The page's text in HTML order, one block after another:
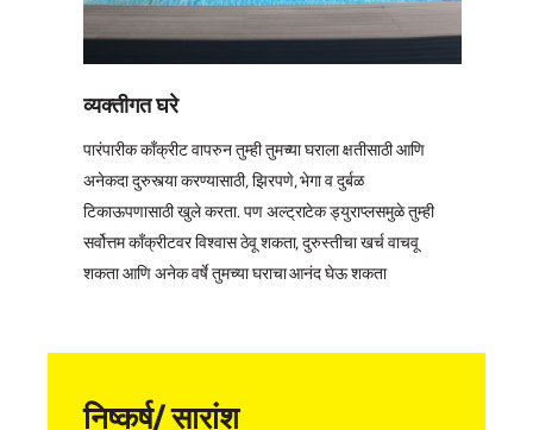
व्यक्तीगत घरे
पारंपारीक कॉंक्रीट वापरुन तुम्ही तुमच्या घराला क्षतीसाठी आणि
अनेकदा दुरुस्त्या करण्यासाठी, झिरपणे, भेगा व दुर्बळ
टिकाऊपणासाठी खुले करता. पण अल्ट्राटेक ड्युराप्लसमुळे तुम्ही
सर्वोत्तम कॉंक्रीटवर विश्वास ठेवू शकता, दुरुस्तीचा खर्च वाचवू
शकता आणि अनेक वर्षे तुमच्या घराचा आनंद घेऊ शकता
निष्कर्ष/ सारांश